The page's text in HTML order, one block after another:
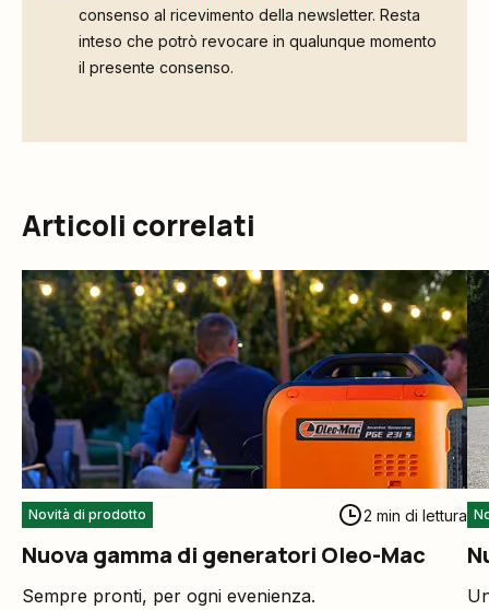
consenso al ricevimento della newsletter. Resta
inteso che potrò revocare in qualunque momento
il presente consenso.
Articoli correlati
Novità di prodotto 2 min di lettura
Nuova gamma di generatori Oleo-Mac
Sempre pronti, per ogni evenienza.